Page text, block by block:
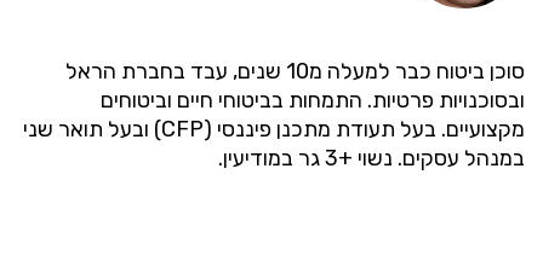
סוכן ביטוח כבר למעלה מ10 שנים, עבד בחברת הראל
ובסוכנויות פרטיות. התמחות בביטוחי חיים וביטוחים
מקצועיים. בעל תעודת מתכנן פיננסי (CFP) ובעל תואר שני
במנהל עסקים. נשוי +3 גר במודיעין.